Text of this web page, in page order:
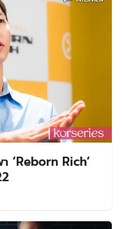
‘Reborn Rich’